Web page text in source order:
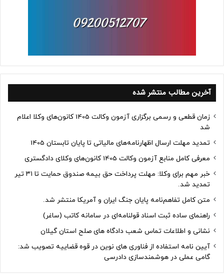
آخرین مطالب منتشر شده
زمان قطعی و رسمی برگزاری آزمون وکالت 1405 کانون‌های وکلا اعلام
شد
تمدید مهلت ارسال اظهارنامه‌های مالیاتی تا پایان تابستان 1405
معرفی کامل منابع آزمون وکالت 1405 کانون‌های وکلای دادگستری
خبر مهم برای وکلا: مهلت پرداخت حق بیمه صندوق حمایت تا ۳۱ تیر
تمدید شد.
متن کامل تفاهم‌نامه پایان جنگ ایران و آمریکا منتشر شد.
راهنمای ساده ثبت اسناد قولنامه‌ای در سامانه کاتب (ساغر)
نشانی و اطلاعات تماس شعب دادگاه های صلح استان گیلان
آیین نامه استفاده از فناوری های نوین در قوه قضاییه تصویب شد:
گامی عملی در هوشمندسازی دادرسی